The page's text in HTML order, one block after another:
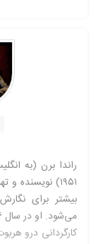
۱۹۵۱) نویسنده
بیشتر برای